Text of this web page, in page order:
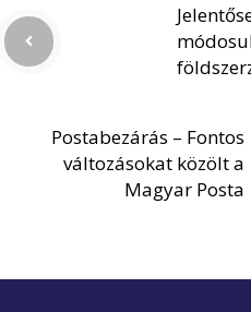
Postabezárás – Fontos
változásokat közölt a
Magyar Posta